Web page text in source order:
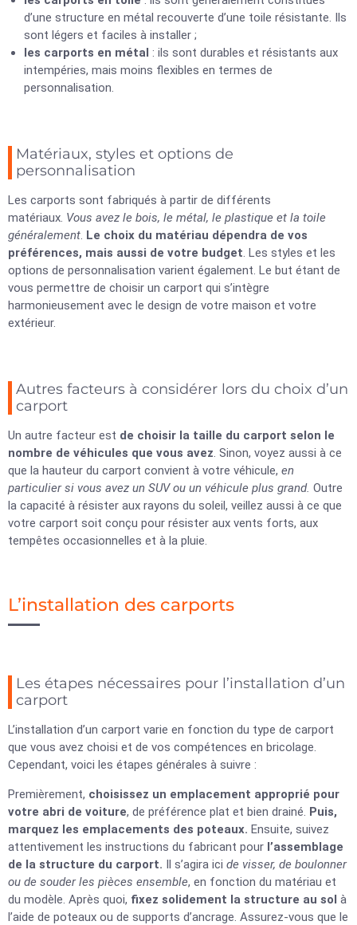
d’une structure en métal recouverte d’une toile résistante. Ils
sont légers et faciles à installer ;
les carports en métal : ils sont durables et résistants aux
intempéries, mais moins flexibles en termes de
personnalisation.
Matériaux, styles et options de
personnalisation
Les carports sont fabriqués à partir de différents
matériaux. Vous avez le bois, le métal, le plastique et la toile
généralement. Le choix du matériau dépendra de vos
préférences, mais aussi de votre budget. Les styles et les
options de personnalisation varient également. Le but étant de
vous permettre de choisir un carport qui s’intègre
harmonieusement avec le design de votre maison et votre
extérieur.
Autres facteurs à considérer lors du choix d’un
carport
Un autre facteur est de choisir la taille du carport selon le
nombre de véhicules que vous avez. Sinon, voyez aussi à ce
que la hauteur du carport convient à votre véhicule, en
particulier si vous avez un SUV ou un véhicule plus grand. Outre
la capacité à résister aux rayons du soleil, veillez aussi à ce que
votre carport soit conçu pour résister aux vents forts, aux
tempêtes occasionnelles et à la pluie.
L’installation des carports
Les étapes nécessaires pour l’installation d’un
carport
L’installation d’un carport varie en fonction du type de carport
que vous avez choisi et de vos compétences en bricolage.
Cependant, voici les étapes générales à suivre :
Premièrement, choisissez un emplacement approprié pour
votre abri de voiture, de préférence plat et bien drainé. Puis,
marquez les emplacements des poteaux. Ensuite, suivez
attentivement les instructions du fabricant pour l’assemblage
de la structure du carport. Il s’agira ici de visser, de boulonner
ou de souder les pièces ensemble, en fonction du matériau et
du modèle. Après quoi, fixez solidement la structure au sol à
l’aide de poteaux ou de supports d’ancrage. Assurez-vous que le